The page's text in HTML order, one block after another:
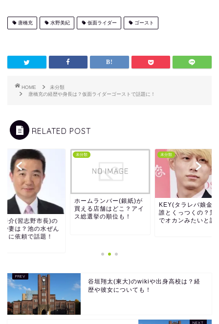
唐橋充 水野美紀 仮面ライダー ゴースト
HOME
未分類
唐橋充の経歴や身長は？仮面ライダーゴーストで話題に！
RELATED POST
泰介(習志野市長)の
や妻は？池の水ぜん
くに依頼で話題！
未分類
ホームランバー(銀紙)が
買える店舗はどこ？アイ
ス総選挙の順位も！
未分類
KEY(タラレバ娘金
誰とくっつくの？第
でオカンみたいと話
谷垣翔太(東大)のwikiや出身高校は？経
歴や彼女についても！